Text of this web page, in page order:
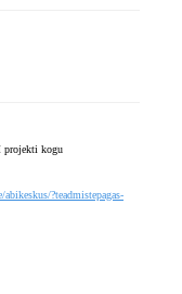
projekti kogu
?teadmistepagas-